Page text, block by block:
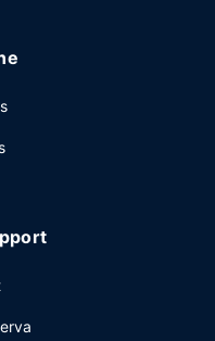
aos fins de semana
um business center,